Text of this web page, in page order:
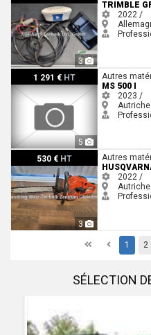
3
TRIMBLE
2022 /
1 291 € HT
5
MS 500 i
Autres
MS 500 I
2023 /
Autriche
530 € HT
3
Husqvarna 560 XP
Autres
2022 /
Autriche
FirstPrevious
1 2
SÉLECTION